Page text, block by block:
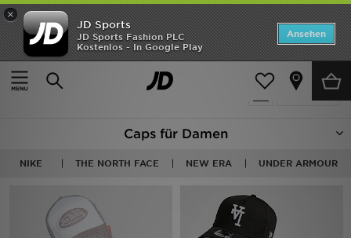
×
JD Sports
JD Sports Fashion PLC
Kostenlos - In Google Play
Ansehen
Home
Frauen Frauen Accessoires Caps
Verfeinern
242 Produkte
Caps für Damen
NIKE THE NORTH FACE NEW ERA UNDER ARMOUR
ANGEBOTE
Neuheiten
Kinder
Bestsellers